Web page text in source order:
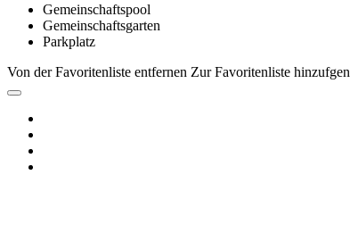
Gemeinschaftspool
Gemeinschaftsgarten
Parkplatz
Von der Favoritenliste entfernen Zur Favoritenliste hinzufgen